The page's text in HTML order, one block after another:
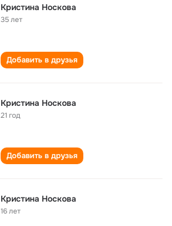
Кристина Носкова
35 лет
Добавить в друзья
Кристина Носкова
21 год
Добавить в друзья
Кристина Носкова
16 лет